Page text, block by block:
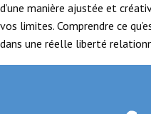
d’une manière ajustée et
vos limites. Comprendre ce
dans une réelle liberté